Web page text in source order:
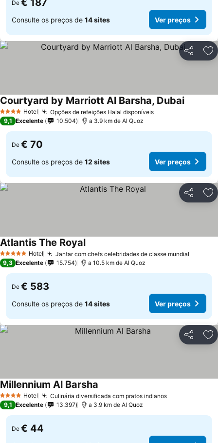
De € 187
Consulte os preços de 14 sites Ver preços
Partilhar
4 EstrelasHotel Opções de refeições Halal disponíveisVer preços
Courtyard by Marriott Al Barsha, DubaiVer
9,1 Excelente 10.504 a 3.9 km de Al Quoz
De € 70
Consulte os preços de 12 sites Ver preços
Partilhar
5 Estrelas Hotel Jantar com chefs celebridades de classe mundial
Atlantis The RoyalVer preços
9,3 Excelente 15.754 a 10.5 km de Al Quoz
De € 583
Consulte os preços de 14 sites Ver preços
Partilhar
4 EstrelasHotel Culinária diversificada com pratos indianosVer preços
Millennium Al Barsha
9,1 Excelente 13.397 a 3.9 km de Al Quoz
De € 44